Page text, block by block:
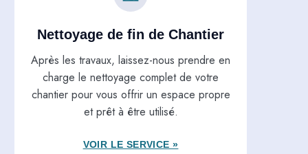
Nettoyage de fin de Chantier
Après les travaux, laissez-nous prendre en
charge le nettoyage complet de votre
chantier pour vous offrir un espace propre
et prêt à être utilisé.
VOIR LE SERVICE »